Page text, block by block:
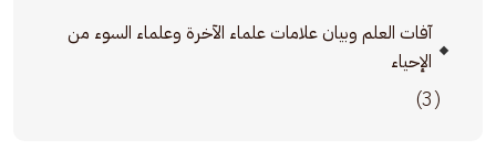
آفات العلم وبيان علامات علماء الآخرة وعلماء السوء من
الإحياء
(3)